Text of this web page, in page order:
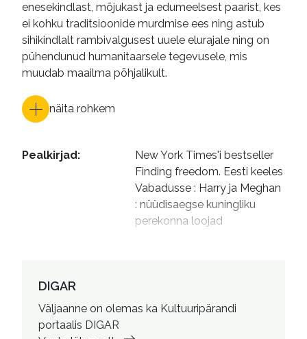
enesekindlast, mõjukast ja edumeelsest paarist, kes
ei kohku traditsioonide murdmise ees ning astub
sihikindlalt rambivalgusest uuele elurajale ning on
pühendunud humanitaarsele tegevusele, mis
muudab maailma põhjalikult.
näita rohkem
Pealkirjad:
New York Times'i bestseller
Finding freedom. Eesti keeles
Vabadusse : Harry ja Meghan
: nüüdisaegse kuningliku
perekonna loojad
DIGAR
Väljaanne on olemas ka Kultuuripärandi
portaalis DIGAR